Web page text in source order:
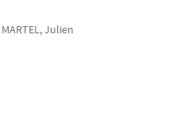
MARTEL, Julien